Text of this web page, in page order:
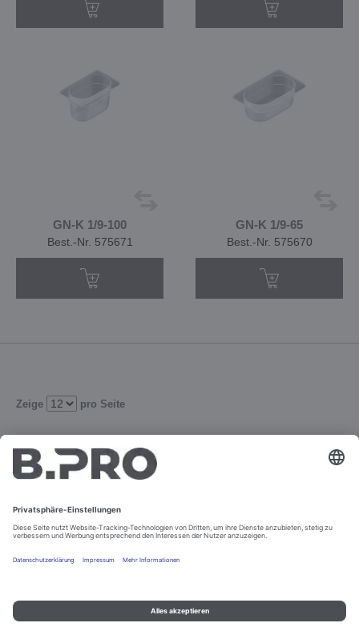
GN-K 1/9-100
Best.-Nr. 575671
GN-K 1/9-65
Best.-Nr. 575670
Zeige pro Seite